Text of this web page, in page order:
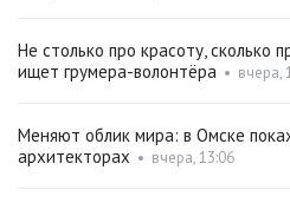
Не столько про красоту, сколько
ищет грумера-волонтёра • вчера,
Меняют облик мира: в Омске
архитекторах • вчера, 13:06